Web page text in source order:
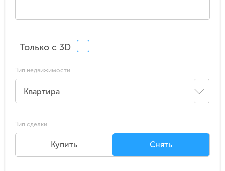
Только с 3D
Тип недвижимости
Тип сделки
Купить Снять